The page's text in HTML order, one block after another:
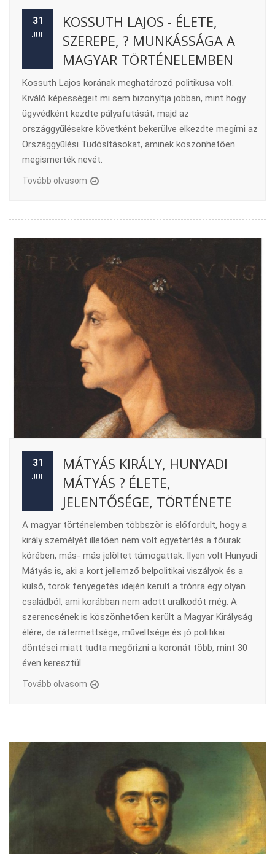
31
JUL
KOSSUTH LAJOS - ÉLETE,
SZEREPE, ? MUNKÁSSÁGA A
MAGYAR TÖRTÉNELEMBEN
Kossuth Lajos korának meghatározó politikusa volt.
Kiváló képességeit mi sem bizonyítja jobban, mint hogy
ügyvédként kezdte pályafutását, majd az
országgyűlésekre követként bekerülve elkezdte megírni az
Országgyűlési Tudósításokat, aminek köszönhetően
megismerték nevét.
Tovább olvasom
31
JUL
MÁTYÁS KIRÁLY, HUNYADI
MÁTYÁS ? ÉLETE,
JELENTŐSÉGE, TÖRTÉNETE
A magyar történelemben többször is előfordult, hogy a
király személyét illetően nem volt egyetértés a főurak
körében, más- más jelöltet támogattak. Ilyen volt Hunyadi
Mátyás is, aki a kort jellemző belpolitikai viszályok és a
külső, török fenyegetés idején került a trónra egy olyan
családból, ami korábban nem adott uralkodót még. A
szerencsének is köszönhetően került a Magyar Királyság
élére, de rátermettsége, műveltsége és jó politikai
döntései miatt tudta megőrizni a koronát több, mint 30
éven keresztül.
Tovább olvasom